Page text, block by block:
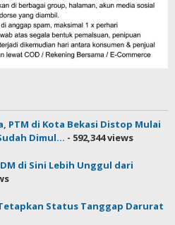
PTM di Kota Bekasi Distop Mulai
Dimul... - 592,344 views
di Sini Lebih Unggul dari
Tetapkan Status Tanggap Darurat